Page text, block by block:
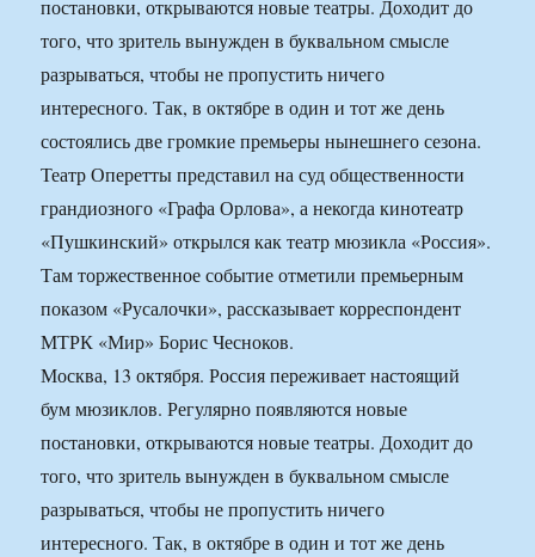
постановки, открываются новые театры. Доходит до
того, что зритель вынужден в буквальном смысле
разрываться, чтобы не пропустить ничего
интересного. Так, в октябре в один и тот же день
состоялись две громкие премьеры нынешнего сезона.
Театр Оперетты представил на суд общественности
грандиозного «Графа Орлова», а некогда кинотеатр
«Пушкинский» открылся как театр мюзикла «Россия».
Там торжественное событие отметили премьерным
показом «Русалочки», рассказывает корреспондент
МТРК «Мир» Борис Чесноков.
Москва, 13 октября. Россия переживает настоящий
бум мюзиклов. Регулярно появляются новые
постановки, открываются новые театры. Доходит до
того, что зритель вынужден в буквальном смысле
разрываться, чтобы не пропустить ничего
интересного. Так, в октябре в один и тот же день